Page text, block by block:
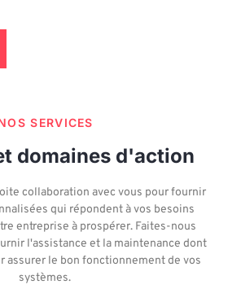
SERVICES
domaines d'action
collaboration avec vous pour fournir
qui répondent à vos besoins
entreprise à prospérer. Faites-nous
l'assistance et la maintenance dont
assurer le bon fonctionnement de vos
systèmes.